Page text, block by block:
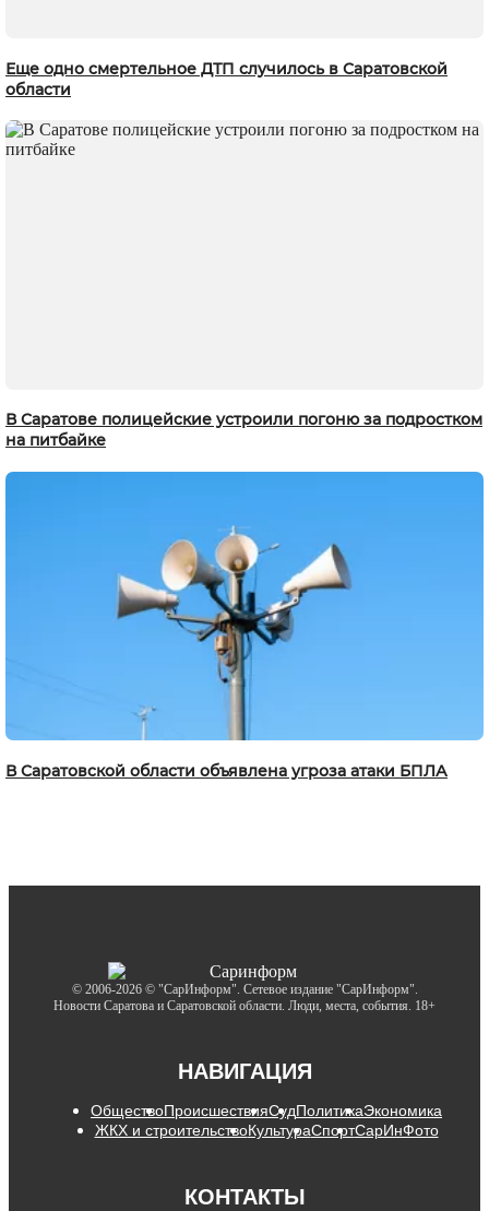
Еще одно смертельное ДТП случилось в Саратовской
области
В Саратове полицейские устроили погоню за подростком
на питбайке
В Саратовской области объявлена угроза атаки БПЛА
© 2006-2026 © "СарИнформ". Сетевое издание "СарИнформ".
Новости Саратова и Саратовской области. Люди, места, события. 18+
НАВИГАЦИЯ
ОбществоПроисшествияСудПолитикаЭкономика
ЖКХ и строительствоКультураСпортСарИнФото
КОНТАКТЫ